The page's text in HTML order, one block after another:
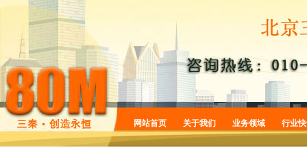
网站首页 关于我们
企业简介
业务领域
商标服务
行业